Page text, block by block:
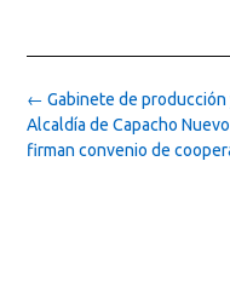
Post
navigation
← Gabinete de producción
Alcaldía de Capacho Nuevo
firman convenio de